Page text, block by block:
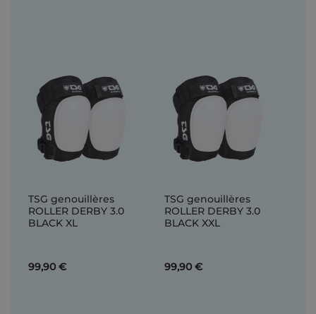
TSG genouillères
ROLLER DERBY 3.0
BLACK XL
99,90 €
TSG genouillères
ROLLER DERBY 3.0
BLACK XXL
99,90 €